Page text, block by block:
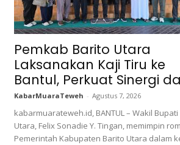
Pemkab Barito Utara
Laksanakan Kaji Tiru ke
Bantul, Perkuat Sinergi
KabarMuaraTeweh - Agustus 7, 2026
kabarmuarateweh.id, BANTUL – Wakil
Utara, Felix Sonadie Y. Tingan, memimpin
Pemerintah Kabupaten Barito Utara dalam